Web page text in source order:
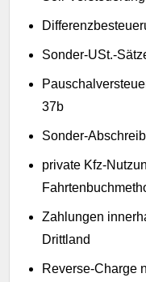
Sonder-USt.-
37b
Sonder-
private Kfz-
Zahlungen
Drittland
Reverse-Charge